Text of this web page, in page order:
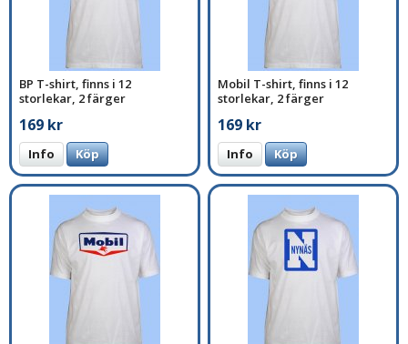
BP T-shirt, finns i 12
storlekar, 2 färger
169 kr
Info Köp
Mobil T-shirt, finns i 12
storlekar, 2 färger
169 kr
Info Köp